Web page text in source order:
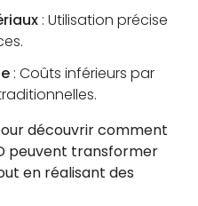
: Utilisation précise
: Coûts inférieurs par
découvrir comment
peuvent transformer
en réalisant des